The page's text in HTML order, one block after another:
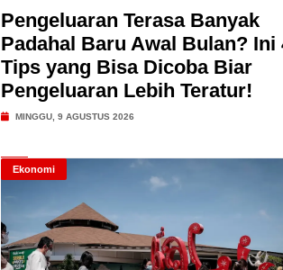
Pengeluaran Terasa Banyak
Padahal Baru Awal Bulan? Ini
Tips yang Bisa Dicoba Biar
Pengeluaran Lebih Teratur!
MINGGU, 9 AGUSTUS 2026
Ekonomi